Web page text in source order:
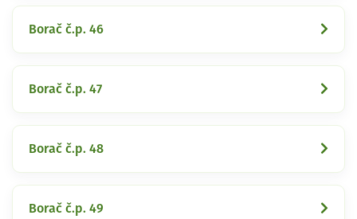
Borač č.p. 46
Borač č.p. 47
Borač č.p. 48
Borač č.p. 49